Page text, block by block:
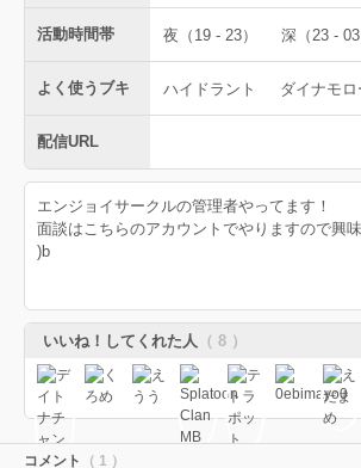
活動時間帯 夜（19 - 23） 深（23 - 03
よく使うブキ ハイドラント ダイナモロ
配信URL
エンジョイサークルの管理者やってます！
面談はこちらのアカウントでやりますので興
)b
いいね！してくれた人 （ 8 ）
コメント （ 1 ）